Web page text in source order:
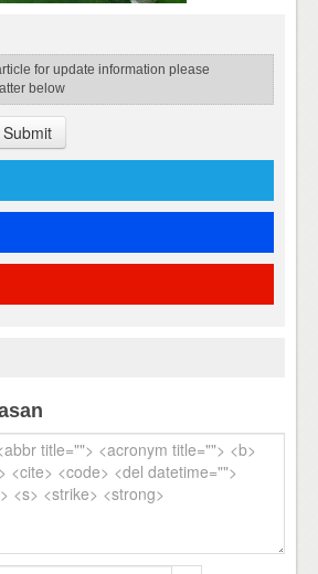
for update information please
below
Submit